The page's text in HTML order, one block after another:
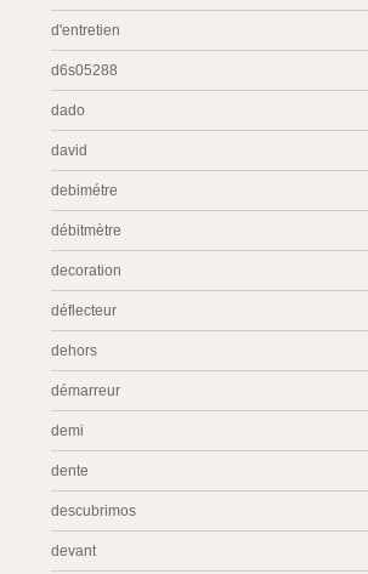
d'entretien
d6s05288
dado
david
debimétre
débitmètre
decoration
déflecteur
dehors
démarreur
demi
dente
descubrimos
devant